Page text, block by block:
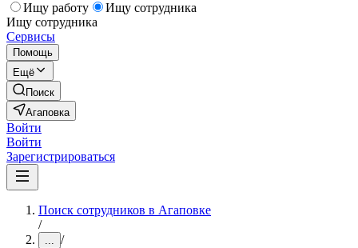
Ищу работу
Ищу сотрудника
Ищу сотрудника
Сервисы
Помощь
Ещё
Поиск
Агаповка
Войти
Войти
Зарегистрироваться
Поиск сотрудников в Агаповке
/
... /